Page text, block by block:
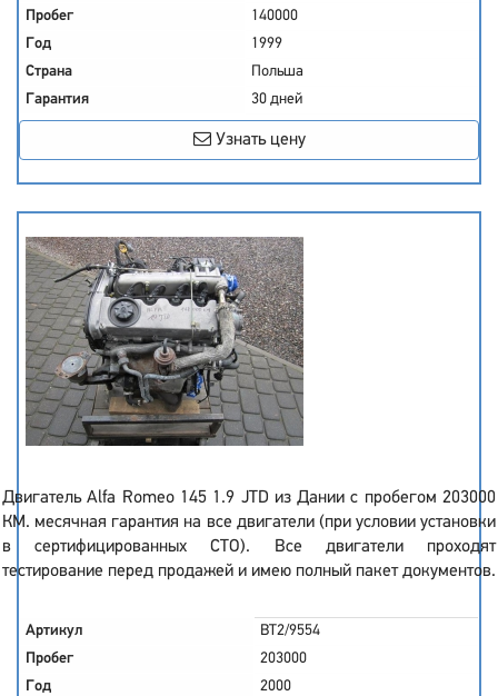
Пробег
140000
Год
1999
Страна
Польша
Гарантия
30 дней
Узнать цену
Двигатель Alfa Romeo 145 1.9 JTD из Дании с пробегом 203000
КМ. месячная гарантия на все двигатели (при условии установки
в сертифицированных СТО). Все двигатели проходят
тестирование перед продажей и имею полный пакет документов.
Артикул
BT2/9554
Пробег
203000
Год
2000